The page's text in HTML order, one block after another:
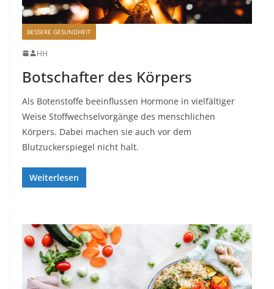
BESSERE GESUNDHEIT
HH
Botschafter des Körpers
Als Botenstoffe beeinflussen Hormone in vielfältiger
Weise Stoffwechselvorgänge des menschlichen
Körpers. Dabei machen sie auch vor dem
Blutzuckerspiegel nicht halt.
Weiterlesen